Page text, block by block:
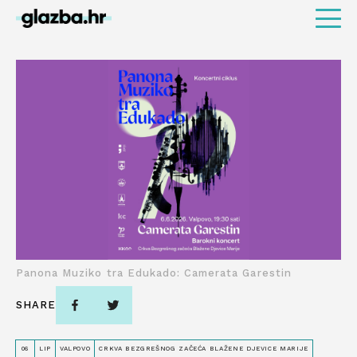
06 LIP VALPOVO CRKVA BEZGREŠNOG ZAČEĆA BLAŽENE DJEVICE MARIJE
Panona Muziko tra Edukado: Camerata Garestin
SHARE